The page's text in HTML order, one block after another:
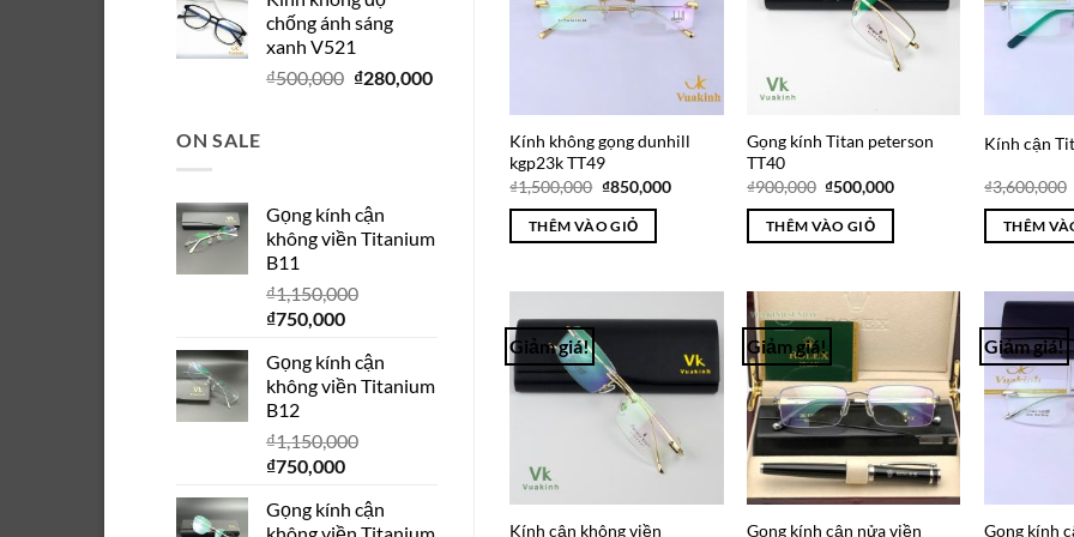
₫280,000.
chống ánh sáng
xanh V521
₫500,000 Giá
₫280,000Giá
₫280,000.
ON SALE
Gọng kính cận
không viền Titanium
B11
₫1,150,000
Giá
là:
₫1,150,000.
₫750,000Giá
tại
là:
Gọng kính cận
không viền Titanium
B12
₫1,150,000
Giá
là:
₫750,000Giá
tại
Gọng kính cận
không viền Titanium
Kính không gọng dunhill
kgp23k TT49
₫1,500,000 Giá
là:
₫1,500,000.
₫850,000Giá
THÊM VÀO GIỎ
Gọng kính Titan peterson
TT40
₫900,000 Giá
là:
₫900,000.
₫500,000Giá
THÊM VÀO GIỎ
Kính cận
₫3,600,000
THÊM
Giảm giá!
Add to
Wishlist
Kính cận không viền
Giảm giá!
Wishlist
Gọng kính cận nửa viền
Giảm giá!
Gọng kính